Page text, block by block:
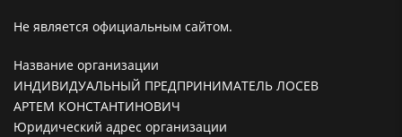
Не является официальным сайтом.
Название организации
ИНДИВИДУАЛЬНЫЙ ПРЕДПРИНИМАТЕЛЬ ЛОСЕВ
АРТЕМ КОНСТАНТИНОВИЧ
Юридический адрес организации